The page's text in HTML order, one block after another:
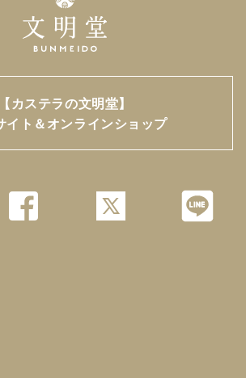
【カステラの文明堂】
イト＆オンラインショップ